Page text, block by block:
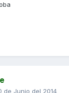
de Junio del 2014